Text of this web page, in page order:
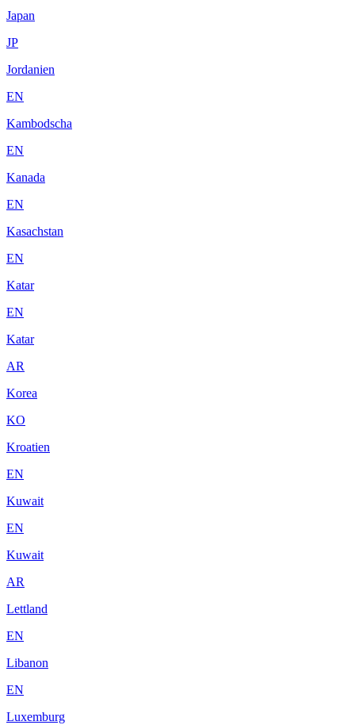
Japan
JP
Jordanien
EN
Kambodscha
EN
Kanada
EN
Kasachstan
EN
Katar
EN
Katar
AR
Korea
KO
Kroatien
EN
Kuwait
EN
Kuwait
AR
Lettland
EN
Libanon
EN
Luxemburg